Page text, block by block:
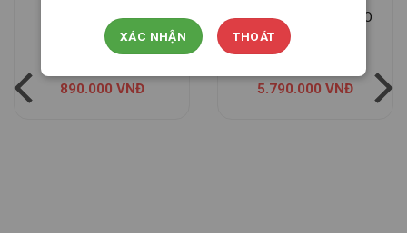
RƯỢU HENNESSY
VERY SPECIAL
890.000 VNĐ
RƯỢU HENNESSY XO
JEAN-MICHEL
OTHONIEL
5.790.000 VNĐ
XÁC NHẬN THOÁT